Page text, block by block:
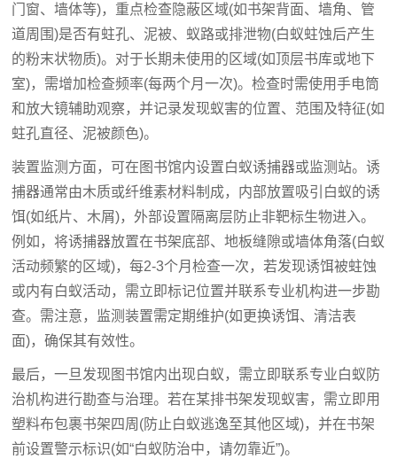
门窗、墙体等)，重点检查隐蔽区域(如书架背面、墙角、管
道周围)是否有蛀孔、泥被、蚁路或排泄物(白蚁蛀蚀后产生
的粉末状物质)。对于长期未使用的区域(如顶层书库或地下
室)，需增加检查频率(每两个月一次)。检查时需使用手电筒
和放大镜辅助观察，并记录发现蚁害的位置、范围及特征(如
蛀孔直径、泥被颜色)。
装置监测方面，可在图书馆内设置白蚁诱捕器或监测站。诱
捕器通常由木质或纤维素材料制成，内部放置吸引白蚁的诱
饵(如纸片、木屑)，外部设置隔离层防止非靶标生物进入。
例如，将诱捕器放置在书架底部、地板缝隙或墙体角落(白蚁
活动频繁的区域)，每2-3个月检查一次，若发现诱饵被蛀蚀
或内有白蚁活动，需立即标记位置并联系专业机构进一步勘
查。 需注意，监测装置需定期维护(如更换诱饵、清洁表
面)，确保其有效性。
最后，一旦发现图书馆内出现白蚁， 需立即联系专业白蚁防
治机构进行勘查与治理。若在某排书架发现蚁害，需立即用
塑料布包裹书架四周(防止白蚁逃逸至其他区域)，并在书架
前设置警示标识(如“白蚁防治中，请勿靠近”)。